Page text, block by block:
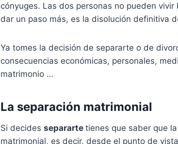
cónyuges. Las dos personas no pueden
dar un paso más, es la disolución definitiva
Ya tomes la decisión de separarte o de
consecuencias económicas, personales,
matrimonio …
La separación matrimonial
Si decides separarte tienes que saber que
matrimonial, es decir, desde el punto de